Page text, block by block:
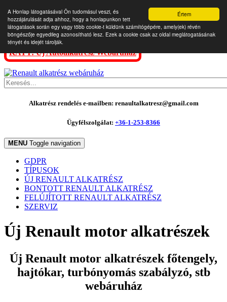
Értem
A Honlap látogatásával Ön tudomásul veszi, és
hozzájárulását adja ahhoz, hogy a honlapunkon tett
látogatások során egy vagy több cookie-t küldünk számítógépére, amely(ek) révén
böngészője egyedileg azonosítható lesz. Ezek a cookie csak az oldal meglátogatásának
tényét és idejét tárolják.
KATT: Új Autóalkatrész Webáruház
Alkatrész rendelés e-mailben: renaultalkatresz@gmail.com
Ügyfélszolgálat: +36-1-253-8366
MENU Toggle navigation
GDPR
TÍPUSOK
ÚJ RENAULT ALKATRÉSZ
BONTOTT RENAULT ALKATRÉSZ
FELÚJÍTOTT RENAULT ALKATRÉSZ
SZERVIZ
Új Renault motor alkatrészek
Új Renault motor alkatrészek főtengely,
hajtókar, turbónyomás szabályzó, stb
webáruház